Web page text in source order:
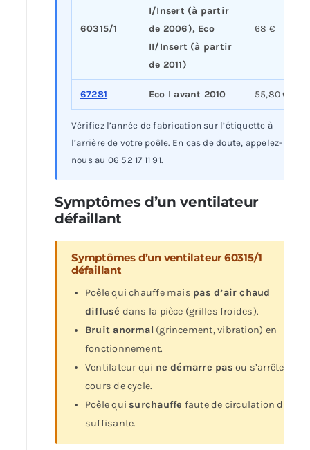
60315/1
I/Insert (à partir
de 2006), Eco
II/Insert (à partir
de 2011)
68 €
67281 Eco I avant 2010 55,80 €
Vérifiez l’année de fabrication sur l’étiquette à
l’arrière de votre poêle. En cas de doute, appelez-
nous au 06 52 17 11 91.
Symptômes d’un ventilateur
défaillant
Symptômes d’un ventilateur 60315/1
défaillant
Poêle qui chauffe mais pas d’air chaud
diffusé dans la pièce (grilles froides).
Bruit anormal (grincement, vibration) en
fonctionnement.
Ventilateur qui ne démarre pas ou s’arrête en
cours de cycle.
Poêle quisurchauffe faute de circulation d’air
suffisante.